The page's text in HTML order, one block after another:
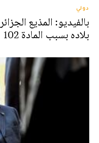
دولي
بالفيديو: المذيع
بلاده بسبب المادة 102